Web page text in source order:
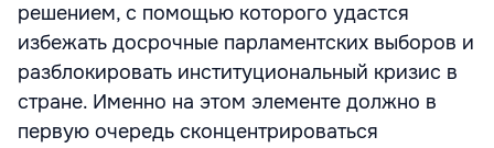
решением, с помощью которого удастся
избежать досрочные парламентских выборов и
разблокировать институциональный кризис в
стране. Именно на этом элементе должно в
первую очередь сконцентрироваться